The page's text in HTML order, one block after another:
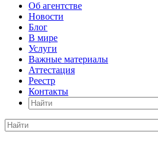
Об агентстве
Новости
Блог
В мире
Услуги
Важные материалы
Аттестация
Реестр
Контакты